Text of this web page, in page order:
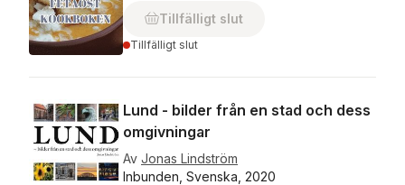
Tillfälligt slut
Tillfälligt slut
Lund - bilder från en stad och dess
omgivningar
Av Jonas Lindström
Inbunden, Svenska, 2020